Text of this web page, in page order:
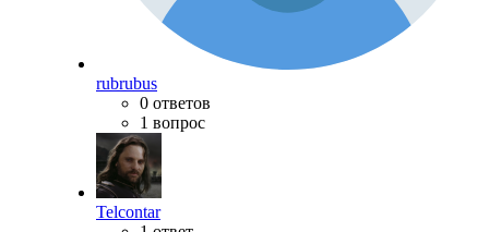
rubrubus
0 ответов
1 вопрос
Telcontar